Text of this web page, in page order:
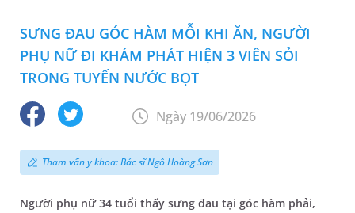
SƯNG ĐAU GÓC HÀM MỖI KHI ĂN, NGƯỜI
PHỤ NỮ ĐI KHÁM PHÁT HIỆN 3 VIÊN SỎI
TRONG TUYẾN NƯỚC BỌT
Ngày 19/06/2026
Tham vấn y khoa: Bác sĩ Ngô Hoàng Sơn
Người phụ nữ 34 tuổi thấy sưng đau tại góc hàm phải,